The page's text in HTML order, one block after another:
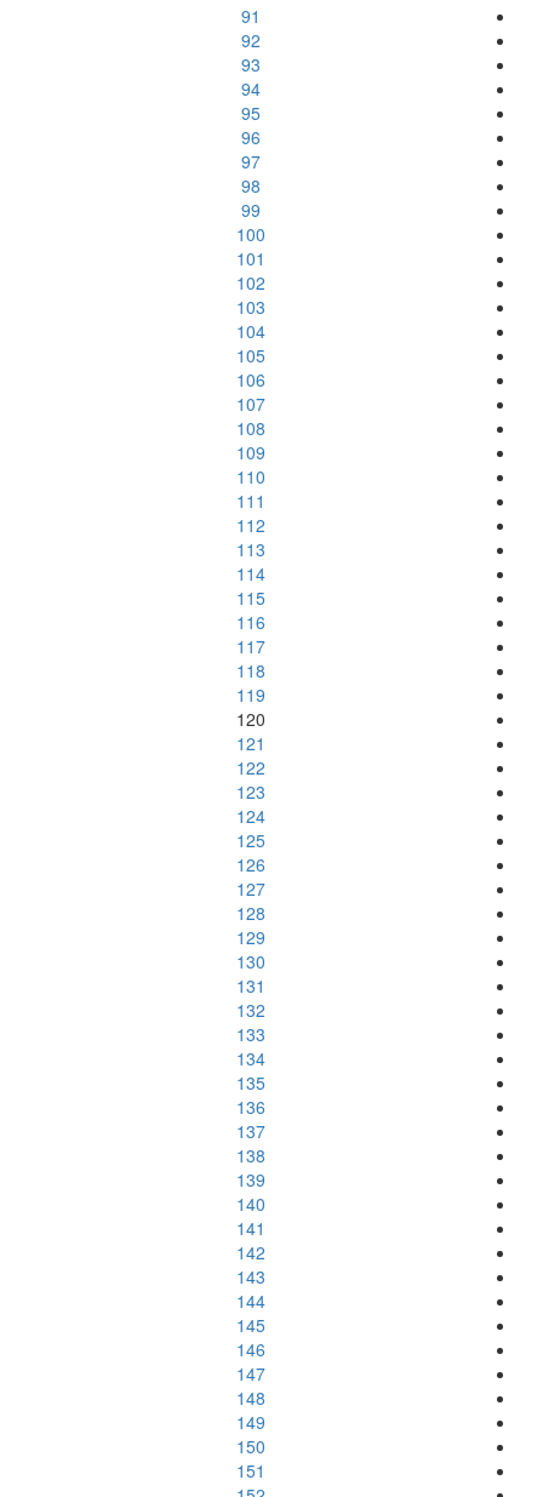
91
92
93
94
95
96
97
98
99
100
101
102
103
104
105
106
107
108
109
110
111
112
113
114
115
116
117
118
119
120
121
122
123
124
125
126
127
128
129
130
131
132
133
134
135
136
137
138
139
140
141
142
143
144
145
146
147
148
149
150
151